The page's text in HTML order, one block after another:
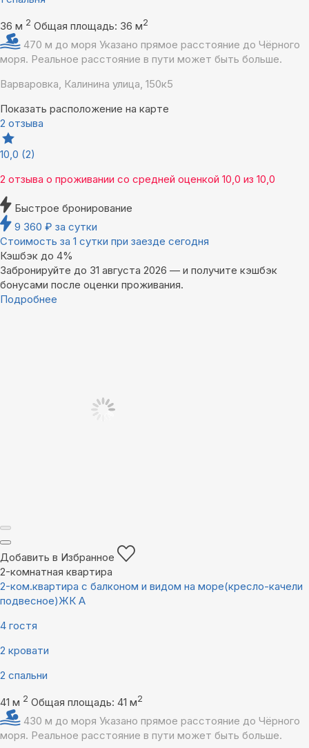
36 м 2 Общая площадь: 36 м2
470 м до моря Указано прямое расстояние до Чёрного
моря. Реальное расстояние в пути может быть больше.
Варваровка, Калинина улица, 150к5
Показать расположение на карте
2 отзыва
10,0 (2)
2 отзыва о проживании со средней оценкой 10,0 из 10,0
Быстрое бронирование
9 360 ₽ за сутки
Стоимость за 1 сутки при заезде сегодня
Кэшбэк до 4%
Забронируйте до 31 августа 2026 — и получите кэшбэк
бонусами после оценки проживания.
Подробнее
Добавить в Избранное
2-комнатная квартира
2-ком.квартира с балконом и видом на море(кресло-качели
подвесное)ЖК А
4 гостя
2 кровати
2 спальни
41 м 2 Общая площадь: 41 м2
430 м до моря Указано прямое расстояние до Чёрного
моря. Реальное расстояние в пути может быть больше.